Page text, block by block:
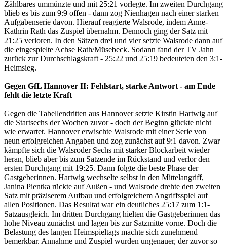
Zählbares ummünzte und mit 25:21 vorlegte. Im zweiten Durchgang
blieb es bis zum 9:9 offen - dann zog Nienhagen nach einer starken
Aufgabenserie davon. Hierauf reagierte Walsrode, indem Anne-
Kathrin Rath das Zuspiel übernahm. Dennoch ging der Satz mit
21:25 verloren. In den Sätzen drei und vier setzte Walsrode dann auf
die eingespielte Achse Rath/Müsebeck. Sodann fand der TV Jahn
zurück zur Durchschlagskraft - 25:22 und 25:19 bedeuteten den 3:1-
Heimsieg.
Gegen GfL Hannover II: Fehlstart, starke Antwort - am Ende
fehlt die letzte Kraft
Gegen die Tabellendritten aus Hannover setzte Kirstin Hartwig auf
die Startsechs der Wochen zuvor - doch der Beginn glückte nicht
wie erwartet. Hannover erwischte Walsrode mit einer Serie von
neun erfolgreichen Angaben und zog zunächst auf 9:1 davon. Zwar
kämpfte sich die Walsroder Sechs mit starker Blockarbeit wieder
heran, blieb aber bis zum Satzende im Rückstand und verlor den
ersten Durchgang mit 19:25. Dann folgte die beste Phase der
Gastgeberinnen. Hartwig wechselte selbst in den Mittelangriff,
Janina Pientka rückte auf Außen - und Walsrode drehte den zweiten
Satz mit präziserem Aufbau und erfolgreichem Angriffsspiel auf
allen Positionen. Das Resultat war ein deutliches 25:17 zum 1:1-
Satzausgleich. Im dritten Durchgang hielten die Gastgeberinnen das
hohe Niveau zunächst und lagen bis zur Satzmitte vorne. Doch die
Belastung des langen Heimspieltags machte sich zunehmend
bemerkbar. Annahme und Zuspiel wurden ungenauer, der zuvor so